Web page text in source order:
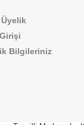
Bilgileriniz